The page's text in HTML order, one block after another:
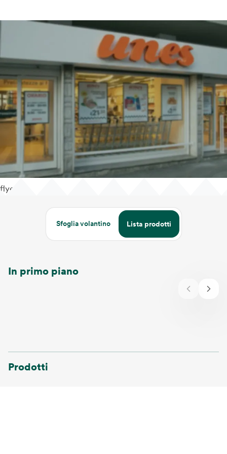
flyer
Sfoglia volantino Lista prodotti
In primo piano
Prodotti